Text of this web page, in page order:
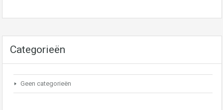
Categorieën
Geen categorieën